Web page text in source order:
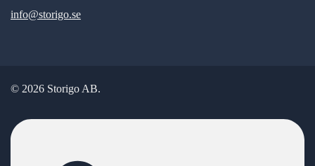
info@storigo.se
© 2026 Storigo AB.